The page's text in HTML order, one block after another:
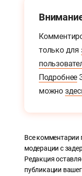
только для
Подробнее
можно
Все комментарии
модерации с
Редакция
публикации